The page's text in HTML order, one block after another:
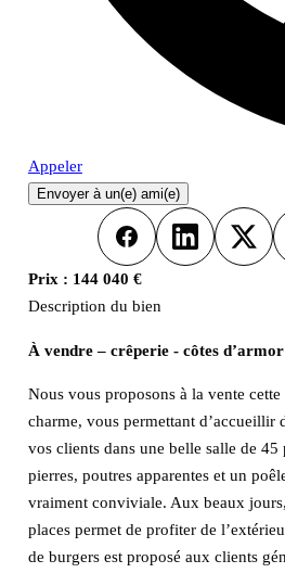
Appeler
Envoyer à un(e) ami(e)
FacebookLinkedInX
Prix : 144 040 €
Description du bien
À vendre – crêperie - côtes
Nous vous proposons à la vente
charme, vous permettant d’accueillir
vos clients dans une belle salle de 45
pierres, poutres apparentes et un
vraiment conviviale. Aux beaux
places permet de profiter de
de burgers est proposé aux clients